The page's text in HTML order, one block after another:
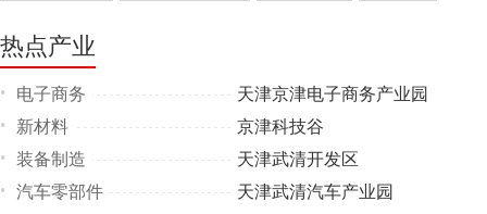
热点产业
• 电子商务 天津京津电子商务产业园
• 新材料 京津科技谷
• 装备制造 天津武清开发区
• 汽车零部件 天津武清汽车产业园